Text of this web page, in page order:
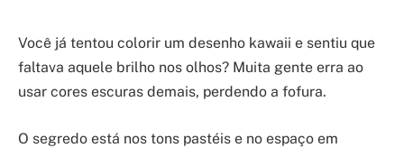
Você já tentou colorir um desenho kawaii e sentiu que
faltava aquele brilho nos olhos? Muita gente erra ao
usar cores escuras demais, perdendo a fofura.
O segredo está nos tons pastéis e no espaço em